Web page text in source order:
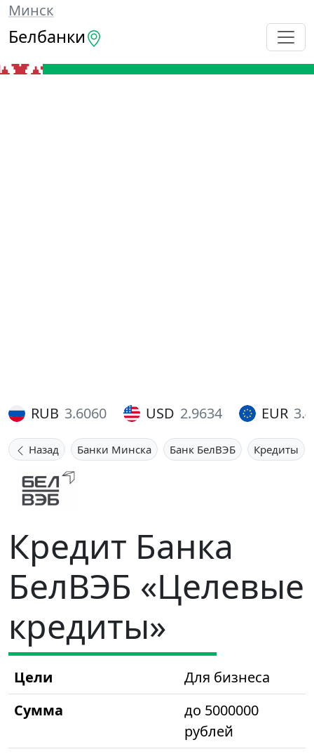
Минск
Белбанки
RUB 3.6060 USD 2.9634 EUR
Назад Банки Минска Банк БелВЭБ Кредиты
Кредит Банка
БелВЭБ «Целевые
кредиты»
Цели
Для бизнеса
Сумма
до 5000000
рублей